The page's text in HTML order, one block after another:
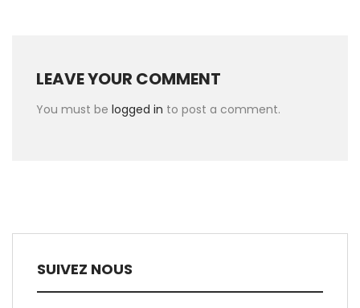
LEAVE YOUR COMMENT
You must be logged in to post a comment.
SUIVEZ NOUS